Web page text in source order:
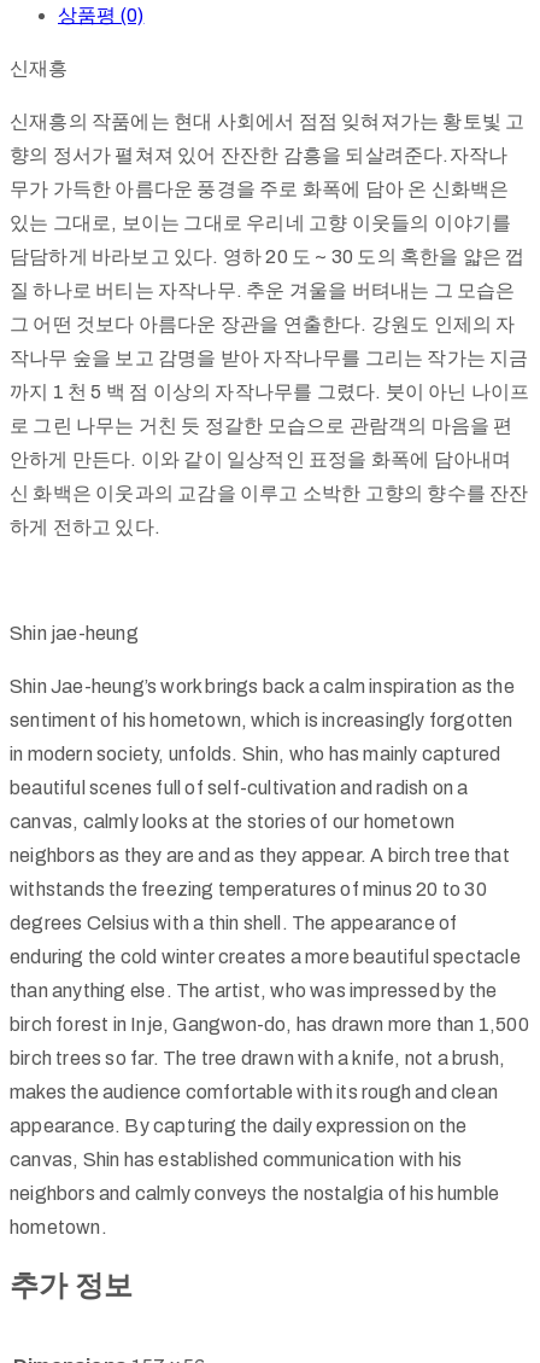
수
상품평 (0)
신재흥
신재흥의 작품에는 현대 사회에서 점점 잊혀져가는 황토빛 고
향의 정서가 펼쳐져 있어 잔잔한 감흥을 되살려준다.자작나
무가 가득한 아름다운 풍경을 주로 화폭에 담아 온 신화백은
있는 그대로, 보이는 그대로 우리네 고향 이웃들의 이야기를
담담하게 바라보고 있다. 영하 20 도 ~ 30 도의 혹한을 얇은 껍
질 하나로 버티는 자작나무. 추운 겨울을 버텨내는 그 모습은
그 어떤 것보다 아름다운 장관을 연출한다. 강원도 인제의 자
작나무 숲을 보고 감명을 받아 자작나무를 그리는 작가는 지금
까지 1 천 5 백 점 이상의 자작나무를 그렸다. 붓이 아닌 나이프
로 그린 나무는 거친 듯 정갈한 모습으로 관람객의 마음을 편
안하게 만든다. 이와 같이 일상적인 표정을 화폭에 담아내며
신 화백은 이웃과의 교감을 이루고 소박한 고향의 향수를 잔잔
하게 전하고 있다.
Shin jae-heung
Shin Jae-heung’s work brings back a calm inspiration as the
sentiment of his hometown, which is increasingly forgotten
in modern society, unfolds. Shin, who has mainly captured
beautiful scenes full of self-cultivation and radish on a
canvas, calmly looks at the stories of our hometown
neighbors as they are and as they appear. A birch tree that
withstands the freezing temperatures of minus 20 to 30
degrees Celsius with a thin shell. The appearance of
enduring the cold winter creates a more beautiful spectacle
than anything else. The artist, who was impressed by the
birch forest in Inje, Gangwon-do, has drawn more than 1,500
birch trees so far. The tree drawn with a knife, not a brush,
makes the audience comfortable with its rough and clean
appearance. By capturing the daily expression on the
canvas, Shin has established communication with his
neighbors and calmly conveys the nostalgia of his humble
hometown.
추가 정보